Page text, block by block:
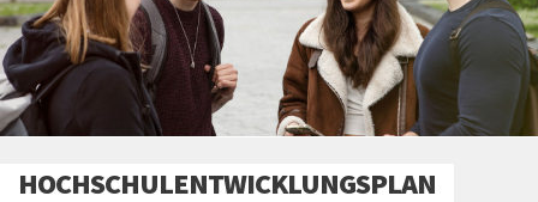
HOCHSCHULENTWICKLUNGSPLAN